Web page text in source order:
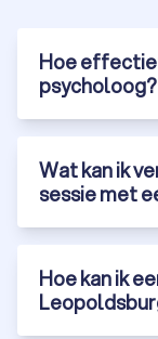
Hoe
psycholoog?
Wat kan ik
sessie met
Hoe kan ik